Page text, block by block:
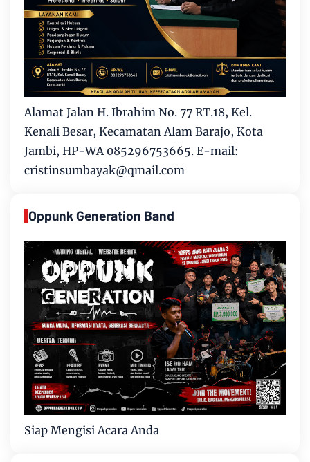
Alamat Jalan H. Ibrahim No. 77 RT.18, Kel.
Kenali Besar, Kecamatan Alam Barajo, Kota
Jambi, HP-WA 085296753665. E-mail:
cristinsumbayak@qmail.com
Oppunk Generation Band
Siap Mengisi Acara Anda